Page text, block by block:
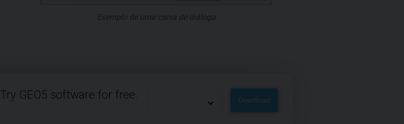
Exemplo de uma caixa de diálogo
Try GEO5 software for free. Download